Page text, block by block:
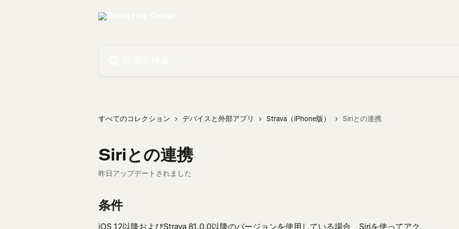
すべてのコレクション デバイスと外部アプリ Strava（iPhone版） Siriとの連携
Siriとの連携
昨日アップデートされました
条件
iOS 12以降およびStrava 81.0.0以降のバージョンを使用している場合、Siriを使ってアク